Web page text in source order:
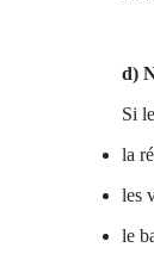
d)
Si
la
les
le